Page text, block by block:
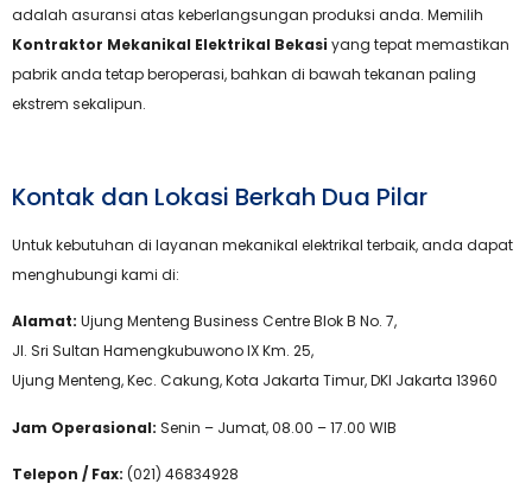
adalah asuransi atas keberlangsungan produksi anda. Memilih
Kontraktor Mekanikal Elektrikal Bekasi yang tepat memastikan
pabrik anda tetap beroperasi, bahkan di bawah tekanan paling
ekstrem sekalipun.
Kontak dan Lokasi Berkah Dua Pilar
Untuk kebutuhan di layanan mekanikal elektrikal terbaik, anda dapat
menghubungi kami di:
Alamat: Ujung Menteng Business Centre Blok B No. 7,
Jl. Sri Sultan Hamengkubuwono IX Km. 25,
Ujung Menteng, Kec. Cakung, Kota Jakarta Timur, DKI Jakarta 13960
Jam Operasional: Senin – Jumat, 08.00 – 17.00 WIB
Telepon / Fax: (021) 46834928